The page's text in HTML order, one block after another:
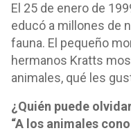
El 25 de enero de
educó a millones de
fauna. El pequeño
hermanos Kratts
animales, qué les
¿Quién puede
“A los animales